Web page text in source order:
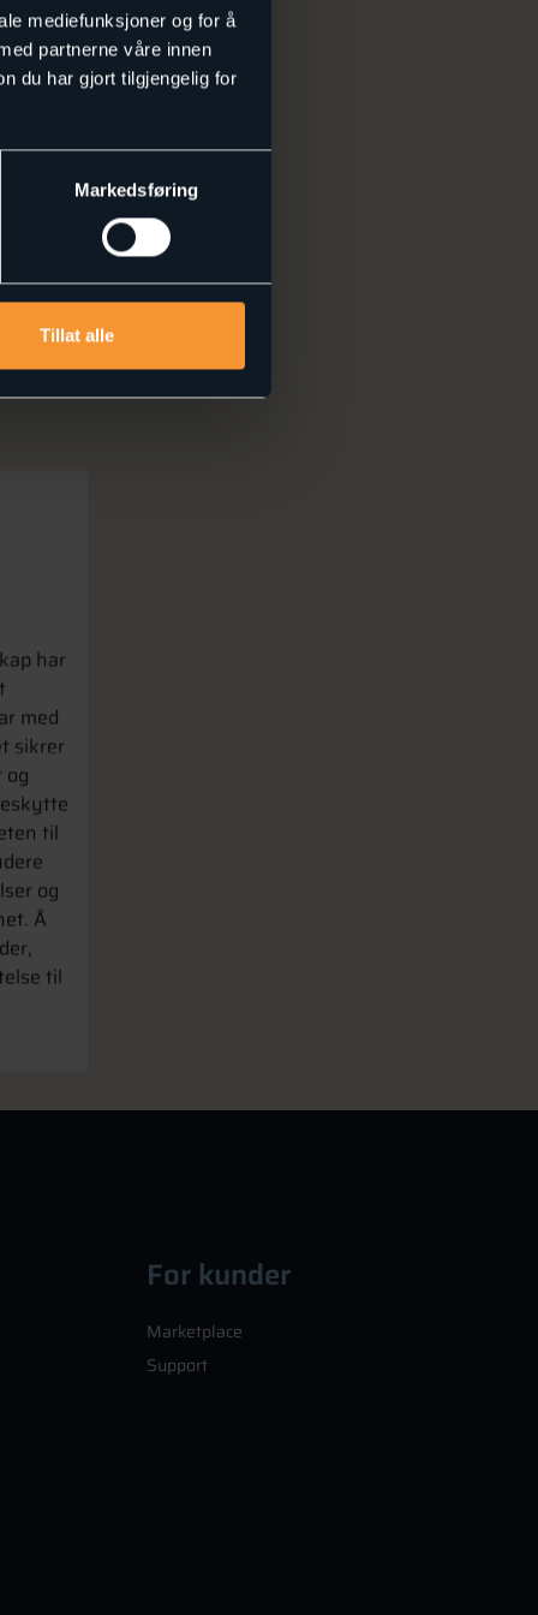
mediefunksjoner og for å
partnerne våre innen
du har gjort tilgjengelig for
Markedsføring
Tillat alle
sikrer
til
og
Å
til
For kunder
Marketplace
Support